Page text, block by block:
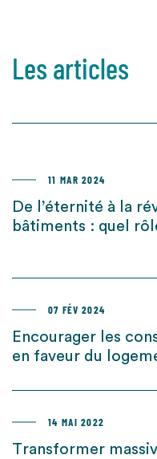
Les articles
11 MAR 2024
De l’éternité à la
bâtiments : quel
07 FÉV 2024
Encourager les
en faveur du
14 MAI 2022
Transformer